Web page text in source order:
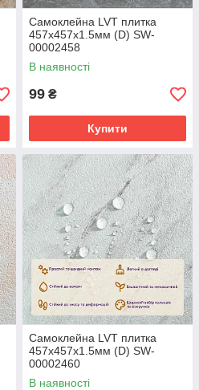
Самоклейна LVT плитка
457х457х1.5мм (D) SW-
00002458
В наявності
99 ₴
Купити
Самоклейна LVT плитка
457х457х1.5мм (D) SW-
00002460
В наявності